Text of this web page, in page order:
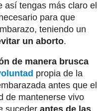
así tengas más claro el
para que
teniendo un
un aborto.
de manera brusca
propia de la
antes que el
de mantenerse vivo